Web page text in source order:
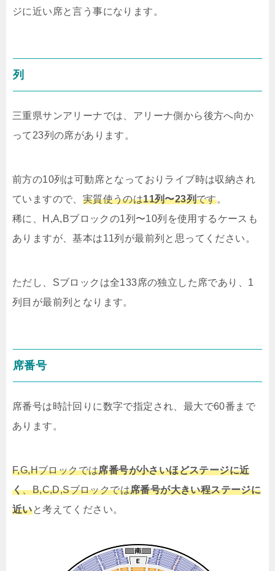
ジに近い席と言う事になります。
列
三重県サンアリーナでは、アリーナ側から後方へ向か
って23列の席があります。
前方の10列は可動席となっておりライブ時は収納され
ていますので、 実質使うのは11列〜23列です。
稀に、H,A,Bブロックの1列〜10列を使用するケースも
ありますが、基本は11列が最前列と思ってください。
ただし、Sブロックは全133席の独立した席であり、1
列目が最前列となります。
席番号
席番号は時計回りに数字で指定され、最大で60番まで
あります。
F,G,Hブロックでは席番号が小さいほどステージに近
く、B,C,D,Sブロックでは席番号が大きい程ステージに
近いと考えてください。